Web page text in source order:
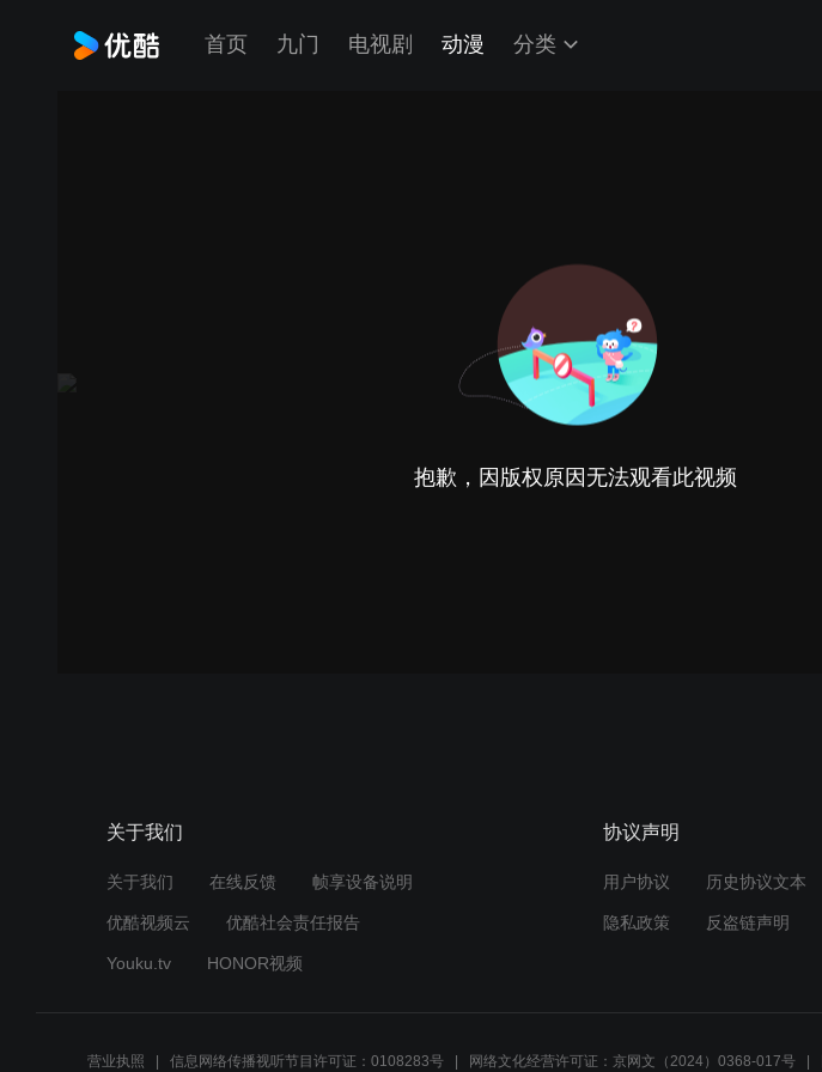
首页 九门 电视剧 动漫 分类
抱歉，因版权原因无法观看此视频
关于我们
关于我们 在线反馈 帧享设备说明
优酷视频云 优酷社会责任报告
Youku.tv HONOR视频
协议声明
用户协议 历史协议文本
隐私政策 反盗链声明
营业执照 信息网络传播视听节目许可证：0108283号 网络文化经营许可证：京网文（2024）0368-017号